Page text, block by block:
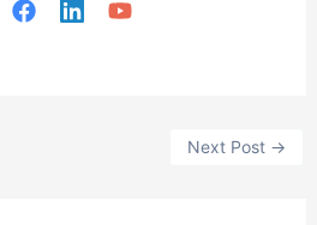
Next Post →